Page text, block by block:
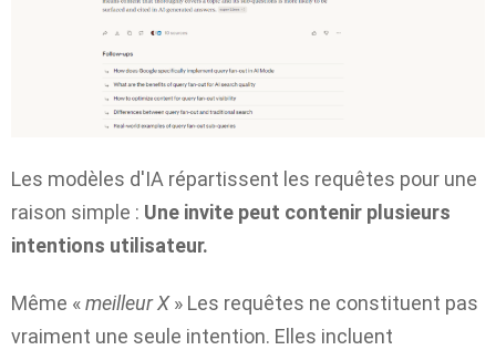
Les modèles d'IA répartissent les requêtes pour une
raison simple : Une invite peut contenir plusieurs
intentions utilisateur.
Même «meilleur X» Les requêtes ne constituent pas
vraiment une seule intention. Elles incluent